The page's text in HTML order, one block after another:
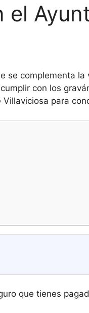
el
se complementa
con los
para
que tienes